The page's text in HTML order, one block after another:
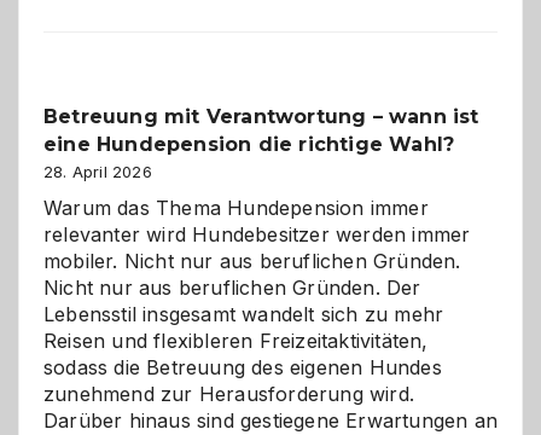
Betreuung mit Verantwortung – wann ist
eine Hundepension die richtige Wahl?
28. April 2026
Warum das Thema Hundepension immer
relevanter wird Hundebesitzer werden immer
mobiler. Nicht nur aus beruflichen Gründen.
Nicht nur aus beruflichen Gründen. Der
Lebensstil insgesamt wandelt sich zu mehr
Reisen und flexibleren Freizeitaktivitäten,
sodass die Betreuung des eigenen Hundes
zunehmend zur Herausforderung wird.
Darüber hinaus sind gestiegene Erwartungen an